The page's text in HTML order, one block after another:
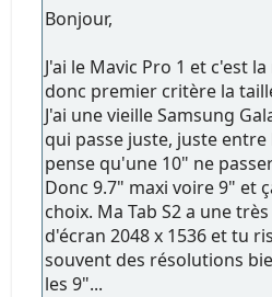
Bonjour,
J'ai le Mavic Pro 1 et c'est
donc premier critère la
J'ai une vieille Samsung
qui passe juste, juste entre
pense qu'une 10" ne
Donc 9.7" maxi voire 9" et
choix. Ma Tab S2 a une
d'écran 2048 x 1536 et tu
souvent des résolutions
les 9"...